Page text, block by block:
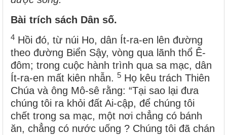
Bài trích sách Dân số.
4 Hồi đó, từ núi Ho, dân Ít-ra-en lên đường
theo đường Biển Sậy, vòng qua lãnh thổ Ê-
đôm; trong cuộc hành trình qua sa mạc, dân
Ít-ra-en mất kiên nhẫn. 5 Họ kêu trách Thiên
Chúa và ông Mô-sê rằng: “Tại sao lại đưa
chúng tôi ra khỏi đất Ai-cập, để chúng tôi
chết trong sa mạc, một nơi chẳng có bánh
ăn, chẳng có nước uống ? Chúng tôi đã chán